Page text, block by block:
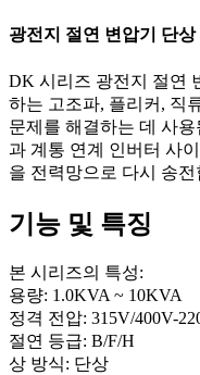
광전지 절연 변압기 단상
DK 시리즈 광전지 절연
하는 고조파, 플리커, 직
문제를 해결하는 데 사
과 계통 연계 인버터 사
을 전력망으로 다시 송전
기능 및 특징
본 시리즈의 특성:
용량: 1.0KVA ~ 10KVA
정격 전압: 315V/400V-
절연 등급: B/F/H
상 방식: 단상